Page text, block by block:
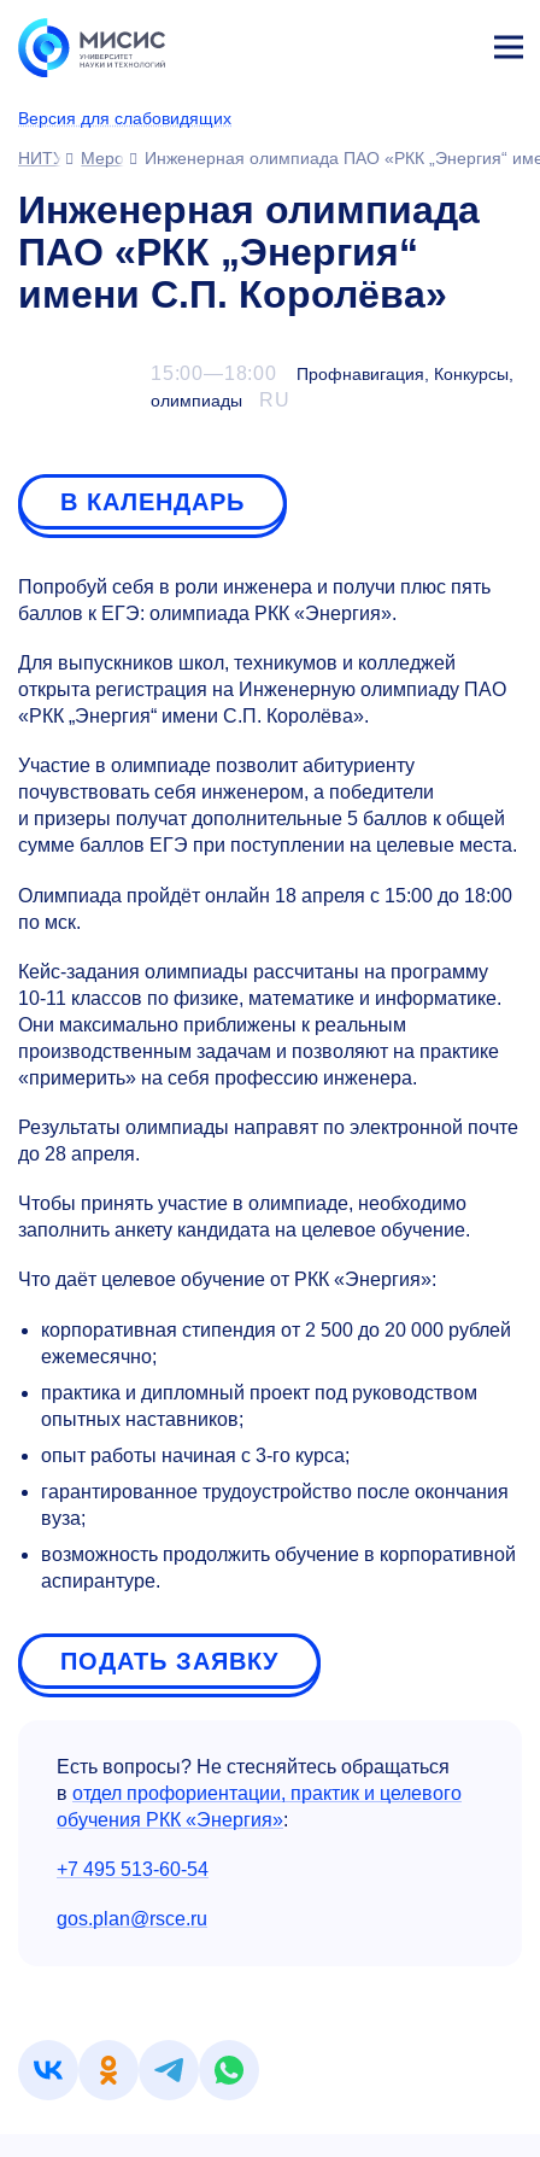
Версия для слабовидящих
ине
НИТУ МИСИСМероприятияИнженерная олимпиада ПАО «РКК „Энергия“
Инженерная олимпиада
ПАО «РКК „Энергия“
имени С.П. Королёва»
15:00—18:00
Профнавигация, Конкурсы,
олимпиады
RU
В КАЛЕНДАРЬ
Попробуй себя в роли инженера и получи плюс пять
баллов к ЕГЭ: олимпиада РКК «Энергия».
Для выпускников школ, техникумов и колледжей
открыта регистрация на Инженерную олимпиаду ПАО
«РКК „Энергия“ имени С.П. Королёва».
Участие в олимпиаде позволит абитуриенту
почувствовать себя инженером, а победители
и призеры получат дополнительные 5 баллов к общей
сумме баллов ЕГЭ при поступлении на целевые места.
Олимпиада пройдёт онлайн 18 апреля с 15:00 до 18:00
по мск.
Кейс-задания олимпиады рассчитаны на программу
10-11 классов по физике, математике и информатике.
Они максимально приближены к реальным
производственным задачам и позволяют на практике
«примерить» на себя профессию инженера.
Результаты олимпиады направят по электронной почте
до 28 апреля.
Чтобы принять участие в олимпиаде, необходимо
заполнить анкету кандидата на целевое обучение.
Что даёт целевое обучение от РКК «Энергия»:
корпоративная стипендия от 2 500 до 20 000 рублей
ежемесячно;
практика и дипломный проект под руководством
опытных наставников;
опыт работы начиная с3-го курса;
гарантированное трудоустройство после окончания
вуза;
возможность продолжить обучение в корпоративной
аспирантуре.
ПОДАТЬ ЗАЯВКУ
Есть вопросы? Не стесняйтесь обращаться
в отдел профориентации, практик и целевого
обучения РКК «Энергия»:
+7 495 513-60-54
gos.plan@rsce.ru